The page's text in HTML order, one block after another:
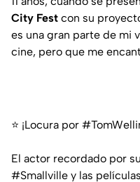
City Fest con su
es una gran parte de mi
cine, pero que me
⭐️ ¡Locura por
El actor recordado por
#Smallville y las